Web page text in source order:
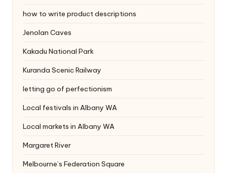
how to write product descriptions
Jenolan Caves
Kakadu National Park
Kuranda Scenic Railway
letting go of perfectionism
Local festivals in Albany WA
Local markets in Albany WA
Margaret River
Melbourne’s Federation Square